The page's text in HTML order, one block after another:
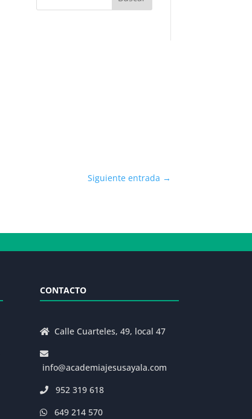
Siguiente entrada →
CONTACTO
Calle Cuarteles, 49, local 47
info@academiajesusayala.com
952 319 618
649 214 570